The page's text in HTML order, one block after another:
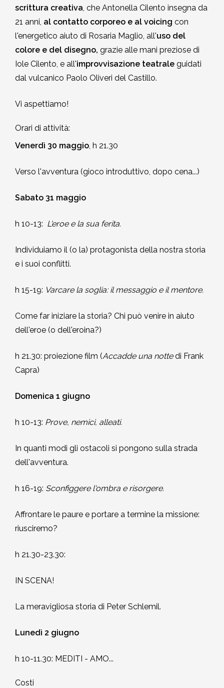
scrittura creativa , che Antonella Cilento insegna da
21 anni, al contatto corporeo e al voicing con
l'energetico aiuto di Rosaria Maglio, all'uso del
colore e del disegno, grazie alle mani preziose di
Iole Cilento, e all'improvvisazione teatrale guidati
dal vulcanico Paolo Oliveri del Castillo.
Vi aspettiamo!
Orari di attività:
Venerdì 30 maggio , h 21.30
Verso l'avventura (gioco introduttivo, dopo cena...)
Sabato 31 maggio
h 10-13: L'eroe e la sua ferita.
Individuiamo il (o la) protagonista della nostra storia
e i suoi conflitti.
h 15-19: Varcare la soglia: il messaggio e il mentore.
Come far iniziare la storia? Chi può venire in aiuto
dell'eroe (o dell'eroina?)
h 21.30: proiezione film (Accadde una nottedi Frank
Capra)
Domenica 1 giugno
h 10-13: Prove, nemici, alleati.
In quanti modi gli ostacoli si pongono sulla strada
dell'avventura.
h 16-19: Sconfiggere l'ombra e risorgere.
Affrontare le paure e portare a termine la missione:
riusciremo?
h 21.30-23.30:
IN SCENA!
La meravigliosa storia di Peter Schlemil.
Lunedì 2 giugno
h 10-11.30: MEDITI - AMO...
Costi